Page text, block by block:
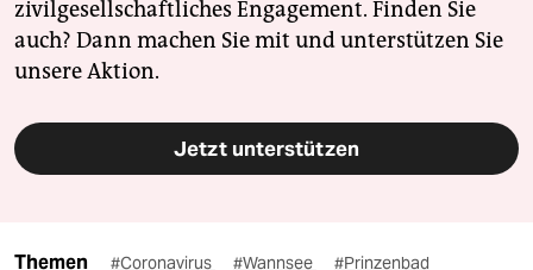
zivilgesellschaftliches Engagement. Finden Sie
auch? Dann machen Sie mit und unterstützen Sie
unsere Aktion.
Jetzt unterstützen
Themen #Coronavirus #Wannsee #Prinzenbad